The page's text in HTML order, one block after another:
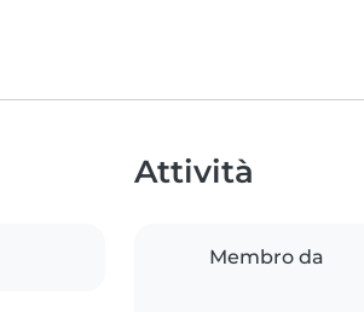
Attività
Membro da